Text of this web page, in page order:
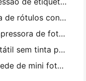
Por que sua impressora de rótulos continua bloqueando?
Como escolher uma impressora de fotos de bolso: um guia completo para usuários de jornal, viagens e iPhone
Melhor impressora portátil sem tinta para viagens, escola e trabalho móvel: Hanin MT620 Pro Review
Ideias de layout de parede de mini foto e dicas para decoração de quarto e dormitório